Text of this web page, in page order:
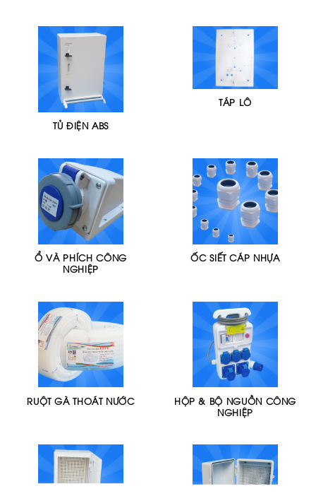
TỦ ĐIỆN ABS
TÁP LÔ
Ổ VÀ PHÍCH CÔNG
NGHIỆP
ỐC SIẾT CÁP NHỰA
RUỘT GÀ THOÁT NƯỚC
HỘP & BỘ NGUỒN CÔNG
NGHIỆP